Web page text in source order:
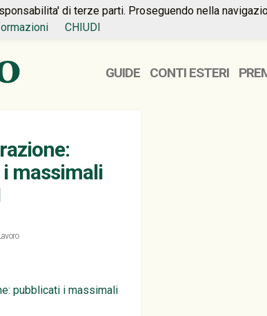
GUIDE CONTI ESTERI
massimali
di terze parti. Proseguendo nella
CHIUDI